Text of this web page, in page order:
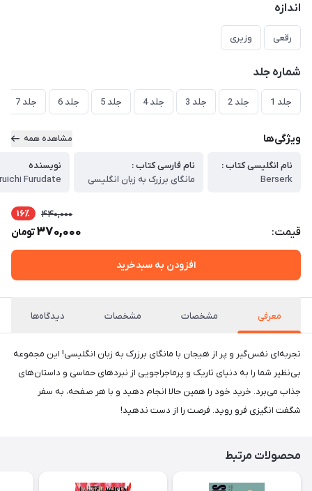
اندازه
رقعی وزیری
شماره جلد
جلد 1 جلد 2 جلد 3 جلد 4 جلد 5 جلد 6 جلد 7
ویژگی‌ها مشاهده همه
نام انگلیسی کتاب :
Berserk
نام فارسی کتاب :
مانگای برزرک به زبان انگلیسی
نویسنده
Furudate
قیمت:
440,000 16٪
370,000تومان
افزودن به سبدخرید
معرفی مشخصات مشخصات دیدگاه‌ها
تجربه‌ای نفس‌گیر و پر از هیجان با مانگای برزرک به زبان انگلیسی! این مجموعه
بی‌نظیر شما را به دنیای تاریک و پرماجراجویی از نبردهای حماسی و داستان‌های
جذاب می‌برد. خرید خود را همین حالا انجام دهید و با هر صفحه، به سفر
شگفت انگیزی فرو روید. فرصت را از دست ندهید!
محصولات مرتبط